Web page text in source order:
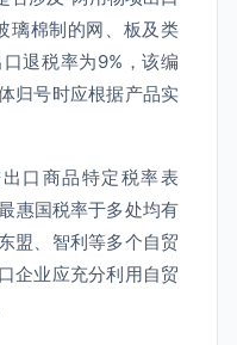
璃棉制的网、板及类
退税率为9%，该编
归号时应根据产品实
口商品特定税率表
惠国税率于多处均有
盟、智利等多个自贸
企业应充分利用自贸